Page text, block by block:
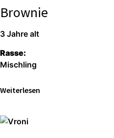
Brownie
3 Jah­re alt
Ras­se:
Misch­ling
Wei­ter­le­sen